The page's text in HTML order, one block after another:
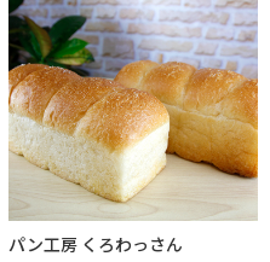
パン工房 くろわっさん